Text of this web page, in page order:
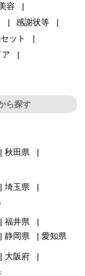
容
感謝状等
ット
ら探す
秋田県
埼玉県
福井県
静岡県 愛知県
大阪府